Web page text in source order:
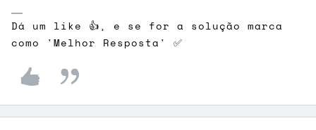
Dá um like 👍, e se for a solução marca
como 'Melhor Resposta' ✅